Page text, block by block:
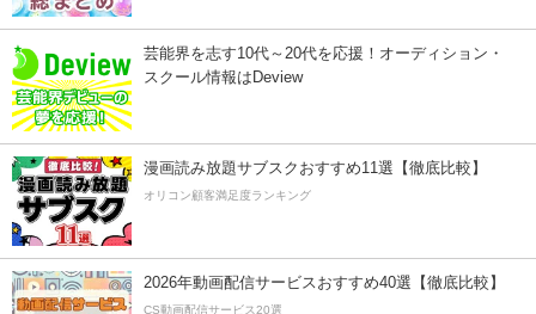
芸能界を志す10代～20代を応援！オーディション・
スクール情報はDeview
漫画読み放題サブスクおすすめ11選【徹底比較】
オリコン顧客満足度ランキング
2026年動画配信サービスおすすめ40選【徹底比較】
CS動画配信サービス20選